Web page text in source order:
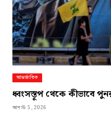
আন্তর্জাতিক
ধ্বংসস্তূপ থেকে কীভাবে
আগস্ট 5, 2026